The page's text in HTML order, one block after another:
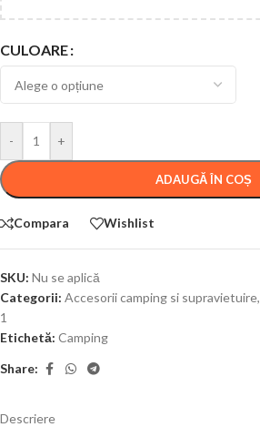
CULOARE
- +
ADAUGĂ ÎN COȘ
Compara Wishlist
SKU: Nu se aplică
Categorii: Accesorii camping si supravietuire,
1
Etichetă: Camping
Share:
Descriere